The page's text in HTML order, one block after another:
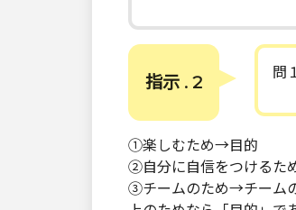
指示 . 2 問
①楽しむため→目的
②自分に自信をつけるた
③チームのため→チーム